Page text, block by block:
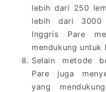
lebih dari 250
lebih dari 3000
Inggris Pare
mendukung untuk
Selain metode
Pare juga
yang